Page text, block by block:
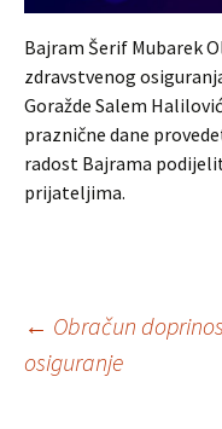
Bajram Šerif Mubarek
zdravstvenog
Goražde Salem
praznične dane
radost Bajrama
prijateljima.
Post
← Obračun
osiguranje